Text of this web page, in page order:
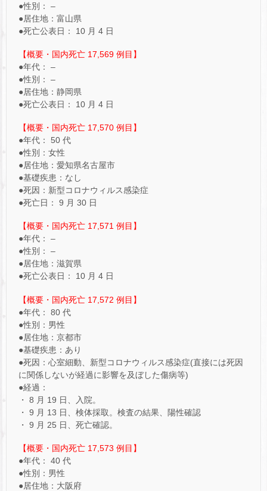
●性別： –
●居住地：富山県
●死亡公表日： 10 月 4 日
【概要・国内死亡 17,569 例目】
●年代： –
●性別： –
●居住地：静岡県
●死亡公表日： 10 月 4 日
【概要・国内死亡 17,570 例目】
●年代： 50 代
●性別：女性
●居住地：愛知県名古屋市
●基礎疾患：なし
●死因：新型コロナウィルス感染症
●死亡日： 9 月 30 日
【概要・国内死亡 17,571 ​例目】
●年代： –
●性別： –
●居住地：滋賀県
●死亡公表日： 10 月 4 日
【概要・国内死亡 17,572 例目】
●年代： 80 代
●性別：男性
●居住地：京都市
●基礎疾患：あり
●死因：心室細動、新型コロナウィルス感染症(直接には死因
に関係しないが経過に影響を及ぼした傷病等)
●経過：
・ 8 月 19 日、入院。
・ 9 月 13 日、検体採取。検査の結果、陽性確認
・ 9 月 25 日、死亡確認。
【概要・国内死亡 17,573 例目】
●年代： 40 代
●性別：男性
●居住地：大阪府